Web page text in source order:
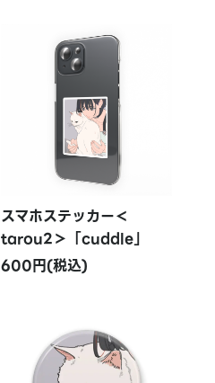
スマホステッカー＜
tarou2＞「cuddle」
600円(税込)